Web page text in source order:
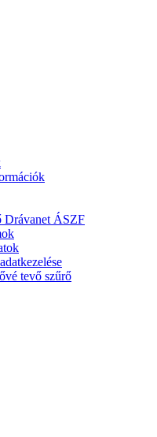
Drávanet ÁSZF
tevő szűrő